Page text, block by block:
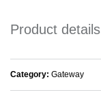
Product details
Category: Gateway